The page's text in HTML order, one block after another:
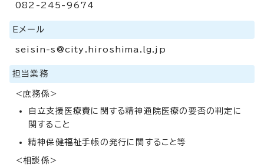
082-245-9674
Eメール
seisin-s@city.hiroshima.lg.jp
担当業務
<庶務係>
自立支援医療費に関する精神通院医療の要否の判定に
関すること
精神保健福祉手帳の発行に関すること等
<相談係>